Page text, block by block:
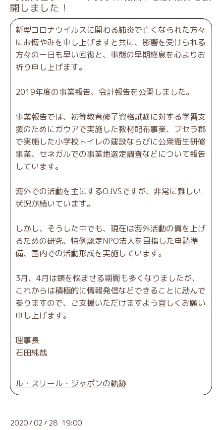
開しました！
新型コロナウイルスに関わる肺炎で亡くなられた方々
にお悔やみを申し上げますと共に、影響を受けられる
方々の一日も早い回復と、事態の早期終息を心よりお
祈り申し上げます。
2019年度の事業報告、会計報告を公開しました。
事業報告では、初等教育修了資格試験に対する学習支
援のためにガウアで実施した教材配布事業、ブセラ郡
で実施した小学校トイレの建設ならびに公衆衛生研修
事業、セネガルでの事業地選定調査などについて報告
しています。
海外での活動を主にするOJVSですが、非常に難しい
状況が続いています。
しかし、そうした中でも、現在は海外活動の質を上げ
るための研究、特例認定NPO法人を目指した申請準
備、国内での活動形成を実施しています。
3月、4月は頭を悩ませる期間も多くなりましたが、
これからは積極的に情報発信などできることに励んで
参りますので、ご支援いただけますよう宜しくお願い
申し上げます。
理事長
石田純哉
ル・スリール・ジャポンの軌跡
2020/02 / 28 19:00